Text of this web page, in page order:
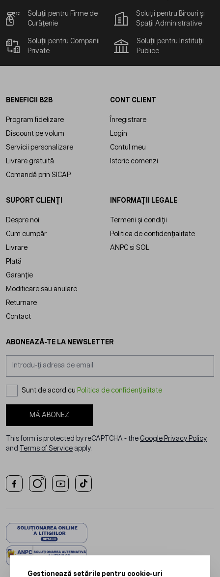
Soluții pentru Firme de
Curățenie
Soluții pentru Birouri și
Spații Administrative
Soluții pentru Companii
Private
Soluții pentru Instituții
Publice
BENEFICII B2B
Program fidelizare
Discount pe volum
Servicii personalizare
Livrare gratuită
Comandă prin SICAP
CONT CLIENT
Înregistrare
Login
Contul meu
Istoric comenzi
SUPORT CLIENȚI
Despre noi
Cum cumpăr
Livrare
Plată
Garanție
Modificare sau anulare
Returnare
Contact
INFORMAȚII LEGALE
Termeni și condiții
Politica de confidențialitate
ANPC si SOL
ABONEAZĂ-TE LA NEWSLETTER
Sunt de acord cu Politica de confidențialitate
MĂ ABONEZ
This form is protected by reCAPTCHA - the Google Privacy Policy
and
Terms of Service apply.
Gestionează setările pentru cookie-uri